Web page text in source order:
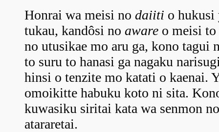
Honrai wa meisi no daiiti o hukusi
tukau, kandôsi no aware o meisi
no utusikae mo aru ga, kono tagui
to suru to hanasi ga nagaku
hinsi o tenzite mo katati o kaenai.
omoikitte habuku koto ni sita.
kuwasiku siritai kata wa senmon
atararetai.